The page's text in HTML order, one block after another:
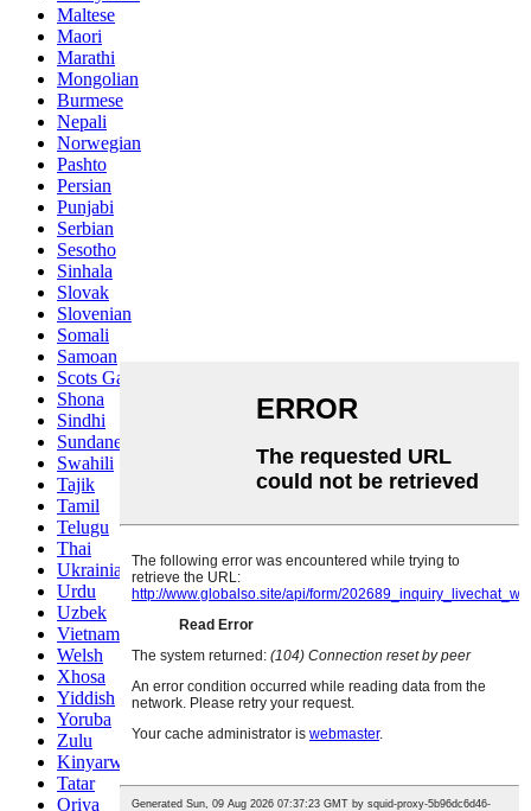
Maltese
Maori
Marathi
Mongolian
Burmese
Nepali
Norwegian
Pashto
Persian
Punjabi
Serbian
Sesotho
Sinhala
Slovak
Slovenian
Somali
Samoan
Scots Gaelic
Shona
Sindhi
Sundanese
Swahili
Tajik
Tamil
Telugu
Thai
Ukrainian
Urdu
Uzbek
Vietnamese
Welsh
Xhosa
Yiddish
Yoruba
Zulu
Kinyarwanda
Tatar
Oriya